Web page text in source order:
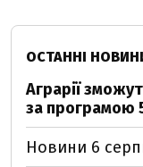
ОСТАННІ
Аграрії
за програмою
Новини 6